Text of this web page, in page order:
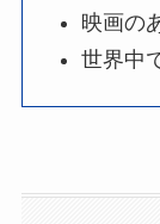
映画の
世界中